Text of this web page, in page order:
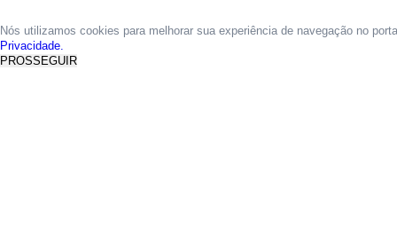
Nós utilizamos cookies para melhorar sua experiência de navegação no
Privacidade.
PROSSEGUIR